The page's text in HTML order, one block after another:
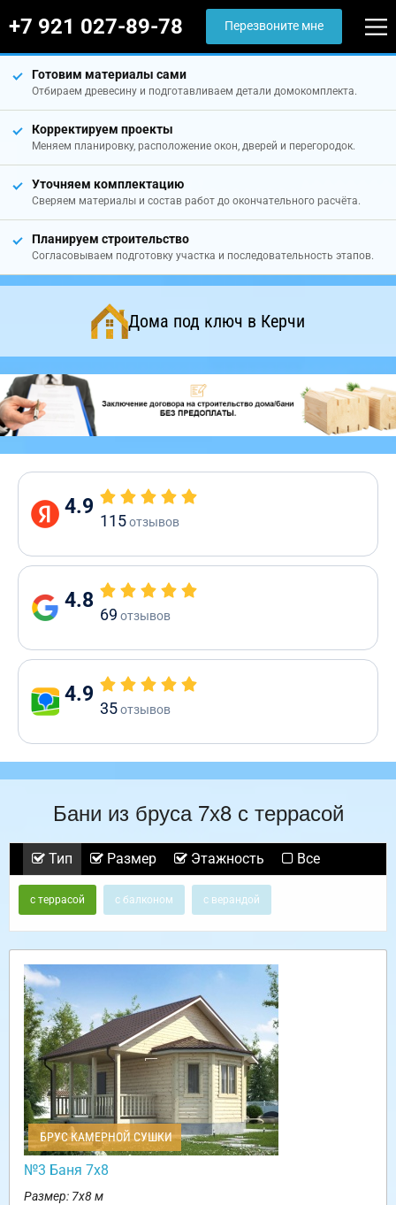
+7 921 027-89-78 Перезвоните мне
Готовим материалы сами
Отбираем древесину и подготавливаем детали домокомплекта.
Корректируем проекты
Меняем планировку, расположение окон, дверей и перегородок.
Уточняем комплектацию
Сверяем материалы и состав работ до окончательного расчёта.
Планируем строительство
Согласовываем подготовку участка и последовательность этапов.
Дома под ключ в Керчи
4.9
115отзывов
4.8
69 отзывов
4.9
35отзывов
Бани из бруса 7х8 с террасой
Тип Размер Этажность Все
с террасой с балконом с верандой
БРУС КАМЕРНОЙ СУШКИ
№3 Баня 7х8
Размер: 7х8 м